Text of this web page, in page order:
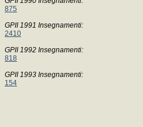
875
GPII 1991 Insegnamenti:
2410
GPII 1992 Insegnamenti:
818
GPII 1993 Insegnamenti:
154